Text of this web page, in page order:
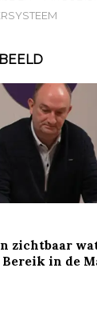
zichtbaar
in de